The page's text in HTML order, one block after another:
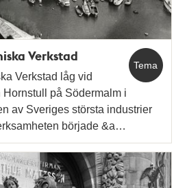
Tema
Verkstad
Verkstad låg vid
på Södermalm i
av Sveriges största industrier
började &a…